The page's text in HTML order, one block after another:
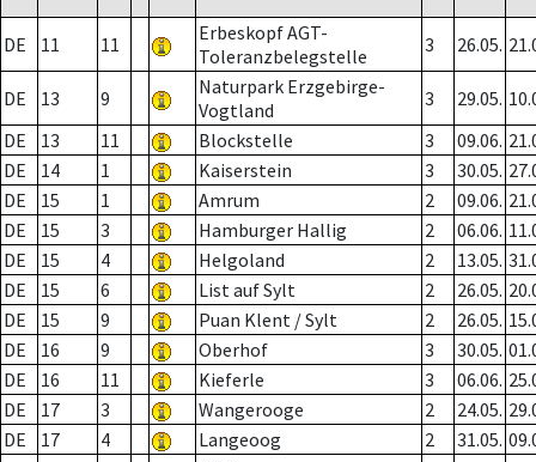
DE 11 11
Erbeskopf AGT-
Toleranzbelegstelle
3 26.05.
DE 13 9
Naturpark Erzgebirge-
Vogtland
3 29.05.
DE
13 11 Blockstelle 3 09.06.
DE
14 1 Kaiserstein 3 30.05.
DE
15 1 Amrum 2 09.06.
DE
15 3 Hamburger Hallig 2 06.06.
DE
15 4 Helgoland 2 13.05.
DE
15 6 List auf Sylt 2 26.05.
DE
15 9 Puan Klent / Sylt 2 26.05.
DE
16 9 Oberhof 3 30.05.
DE
16 11 Kieferle 3 06.06.
DE
17 3 Wangerooge 2 24.05.
DE
17 4 Langeoog 2 31.05.